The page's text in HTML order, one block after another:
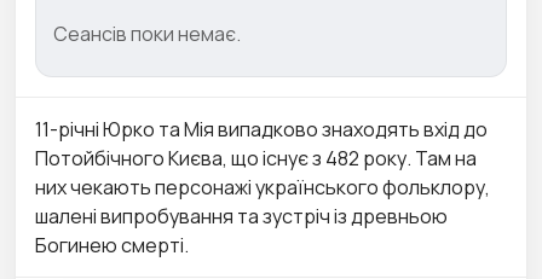
Сеансів поки немає.
11-річні Юрко та Мія випадково знаходять вхід до
Потойбічного Києва, що існує з 482 року. Там на
них чекають персонажі українського фольклору,
шалені випробування та зустріч із древньою
Богинею смерті.